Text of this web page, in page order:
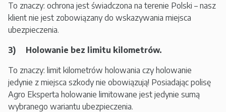
To znaczy: ochrona jest świadczona na terenie Polski – nasz
klient nie jest zobowiązany do wskazywania miejsca
ubezpieczenia.
3) Holowanie bez limitu kilometrów.
To znaczy: limit kilometrów holowania czy holowanie
jedynie z miejsca szkody nie obowiązują! Posiadając polisę
Agro Eksperta holowanie limitowane jest jedynie sumą
wybranego wariantu ubezpieczenia.